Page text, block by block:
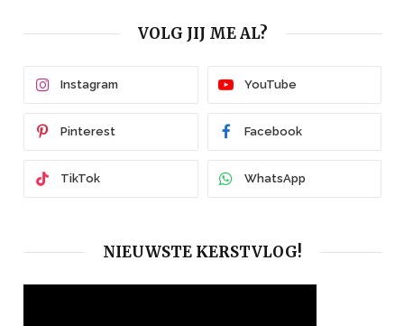
VOLG JIJ ME AL?
Instagram YouTube
Pinterest Facebook
TikTok WhatsApp
NIEUWSTE KERSTVLOG!